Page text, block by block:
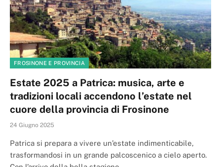
FROSINONE E PROVINCIA
Estate 2025 a Patrica: musica, arte e
tradizioni locali accendono l’estate nel
cuore della provincia di Frosinone
24 Giugno 2025
Patrica si prepara a vivere un’estate indimenticabile,
trasformandosi in un grande palcoscenico a cielo aperto.